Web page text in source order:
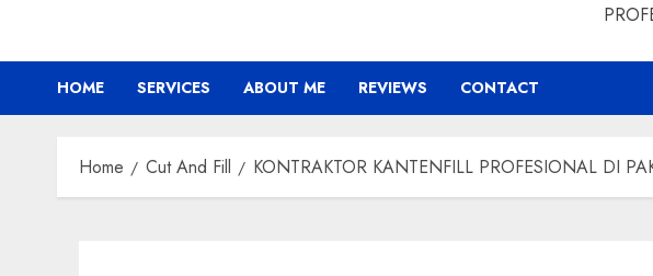
HOME SERVICES ABOUT ME REVIEWS CONTACT
Home Cut And Fill KONTRAKTOR KANTENFILL PROFESIONAL DI